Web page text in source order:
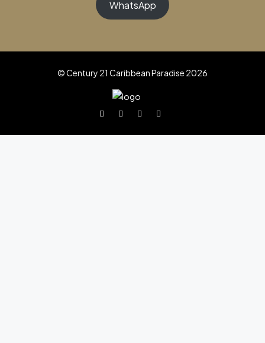
WhatsApp
© Century 21 Caribbean Paradise 2026